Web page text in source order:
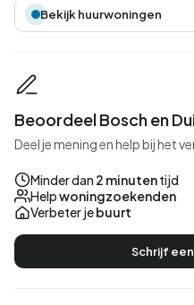
Bekijk huurwoningen
Beoordeel Bosch en
Deel je mening en help bij het
Minder dan 2 minutentijd
Helpwoningzoekenden
Verbeter jebuurt
Schrijf